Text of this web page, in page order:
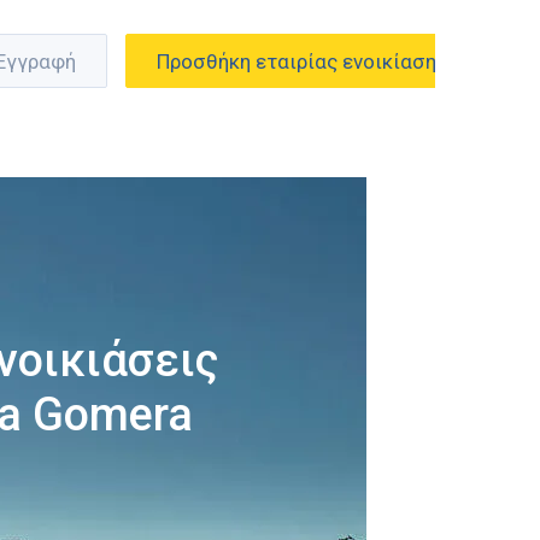
Προσθήκη εταιρίας ενοικίασης
Gomera